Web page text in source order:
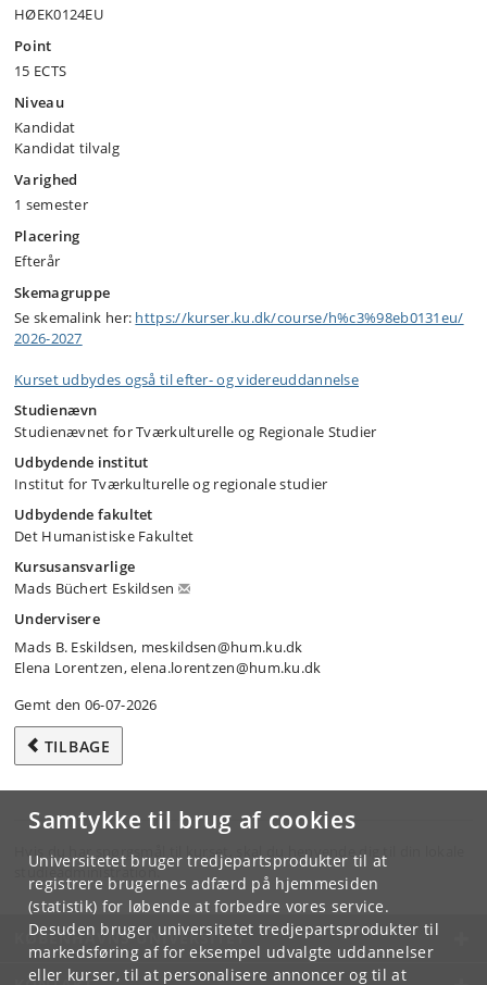
Samtykke til brug af cookies
Universitetet bruger tredjepartsprodukter til at
registrere brugernes adfærd på hjemmesiden
(statistik) for løbende at forbedre vores service.
Desuden bruger universitetet tredjepartsprodukter til
markedsføring af for eksempel udvalgte uddannelser
eller kurser, til at personalisere annoncer og til at
HØEK0124EU
Point
15 ECTS
Niveau
Kandidat
Kandidat tilvalg
Varighed
1 semester
Placering
Efterår
Skemagruppe
Se skemalink her: https:/​/​kurser.ku.dk/​course/​h%c3%98eb0131eu/​
2026-2027
Kurset udbydes også til efter- og videreuddannelse
Studienævn
Studienævnet for Tværkulturelle og Regionale Studier
Udbydende institut
Institut for Tværkulturelle og regionale studier
Udbydende fakultet
Det Humanistiske Fakultet
Kursusansvarlige
Mads Büchert Eskildsen
Undervisere
Mads B. Eskildsen, meskildsen@hum.ku.dk
Elena Lorentzen, elena.lorentzen@hum.ku.dk
Gemt den 06-07-2026
TILBAGE
Hvis du har spørgsmål til kurset, skal du henvende dig til din lokale
studieadministration.
KØBENHAVNS UNIVERSITET